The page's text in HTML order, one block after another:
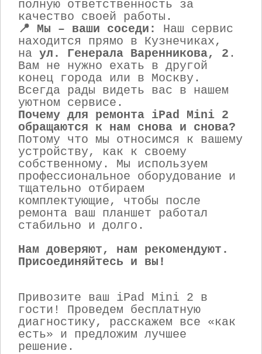
полную ответственность за
качество своей работы.
📍 Мы – ваши соседи:
Наш сервис
находится прямо в Кузнечиках,
на ул. Генерала Варенникова, 2 .
Вам не нужно ехать в другой
конец города или в Москву.
Всегда рады видеть вас в нашем
уютном сервисе.
Почему для ремонта iPad Mini 2
обращаются к нам снова и снова?
Потому что мы относимся к вашему
устройству, как к своему
собственному. Мы используем
профессиональное оборудование и
тщательно отбираем
комплектующие, чтобы после
ремонта ваш планшет работал
стабильно и долго.
Нам доверяют, нам рекомендуют.
Присоединяйтесь и вы!
Привозите ваш iPad Mini 2 в
гости! Проведем бесплатную
диагностику, расскажем все «как
есть» и предложим лучшее
решение.